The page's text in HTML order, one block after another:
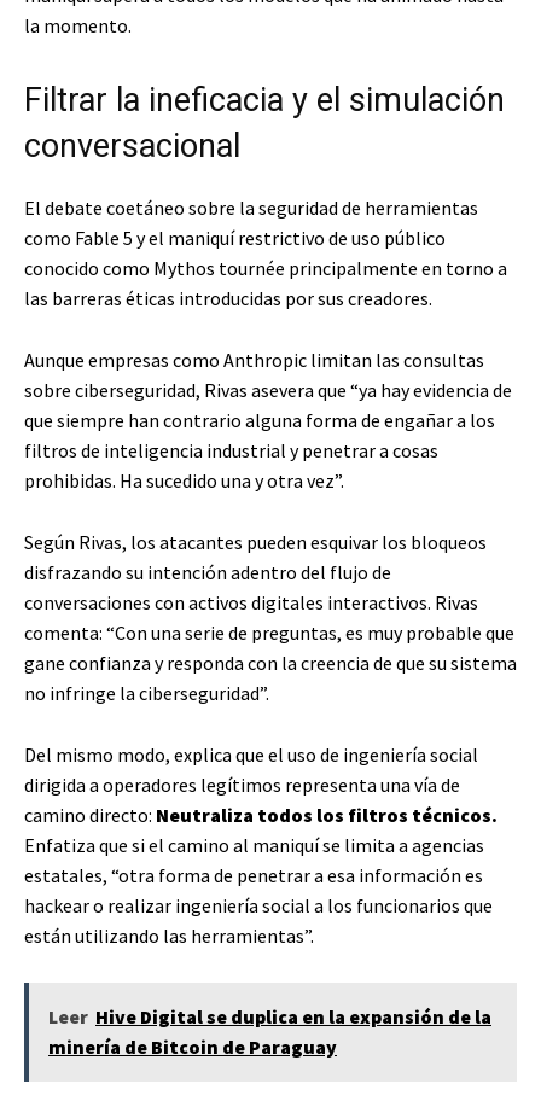
la momento.
Filtrar la ineficacia y el simulación
conversacional
El debate coetáneo sobre la seguridad de herramientas
como Fable 5 y el maniquí restrictivo de uso público
conocido como Mythos tournée principalmente en torno a
las barreras éticas introducidas por sus creadores.
Aunque empresas como Anthropic limitan las consultas
sobre ciberseguridad, Rivas asevera que “ya hay evidencia de
que siempre han contrario alguna forma de engañar a los
filtros de inteligencia industrial y penetrar a cosas
prohibidas. Ha sucedido una y otra vez”.
Según Rivas, los atacantes pueden esquivar los bloqueos
disfrazando su intención adentro del flujo de
conversaciones con activos digitales interactivos. Rivas
comenta: “Con una serie de preguntas, es muy probable que
gane confianza y responda con la creencia de que su sistema
no infringe la ciberseguridad”.
Del mismo modo, explica que el uso de ingeniería social
dirigida a operadores legítimos representa una vía de
camino directo: Neutraliza todos los filtros técnicos.
Enfatiza que si el camino al maniquí se limita a agencias
estatales, “otra forma de penetrar a esa información es
hackear o realizar ingeniería social a los funcionarios que
están utilizando las herramientas”.
Leer Hive Digital se duplica en la expansión de la
minería de Bitcoin de Paraguay